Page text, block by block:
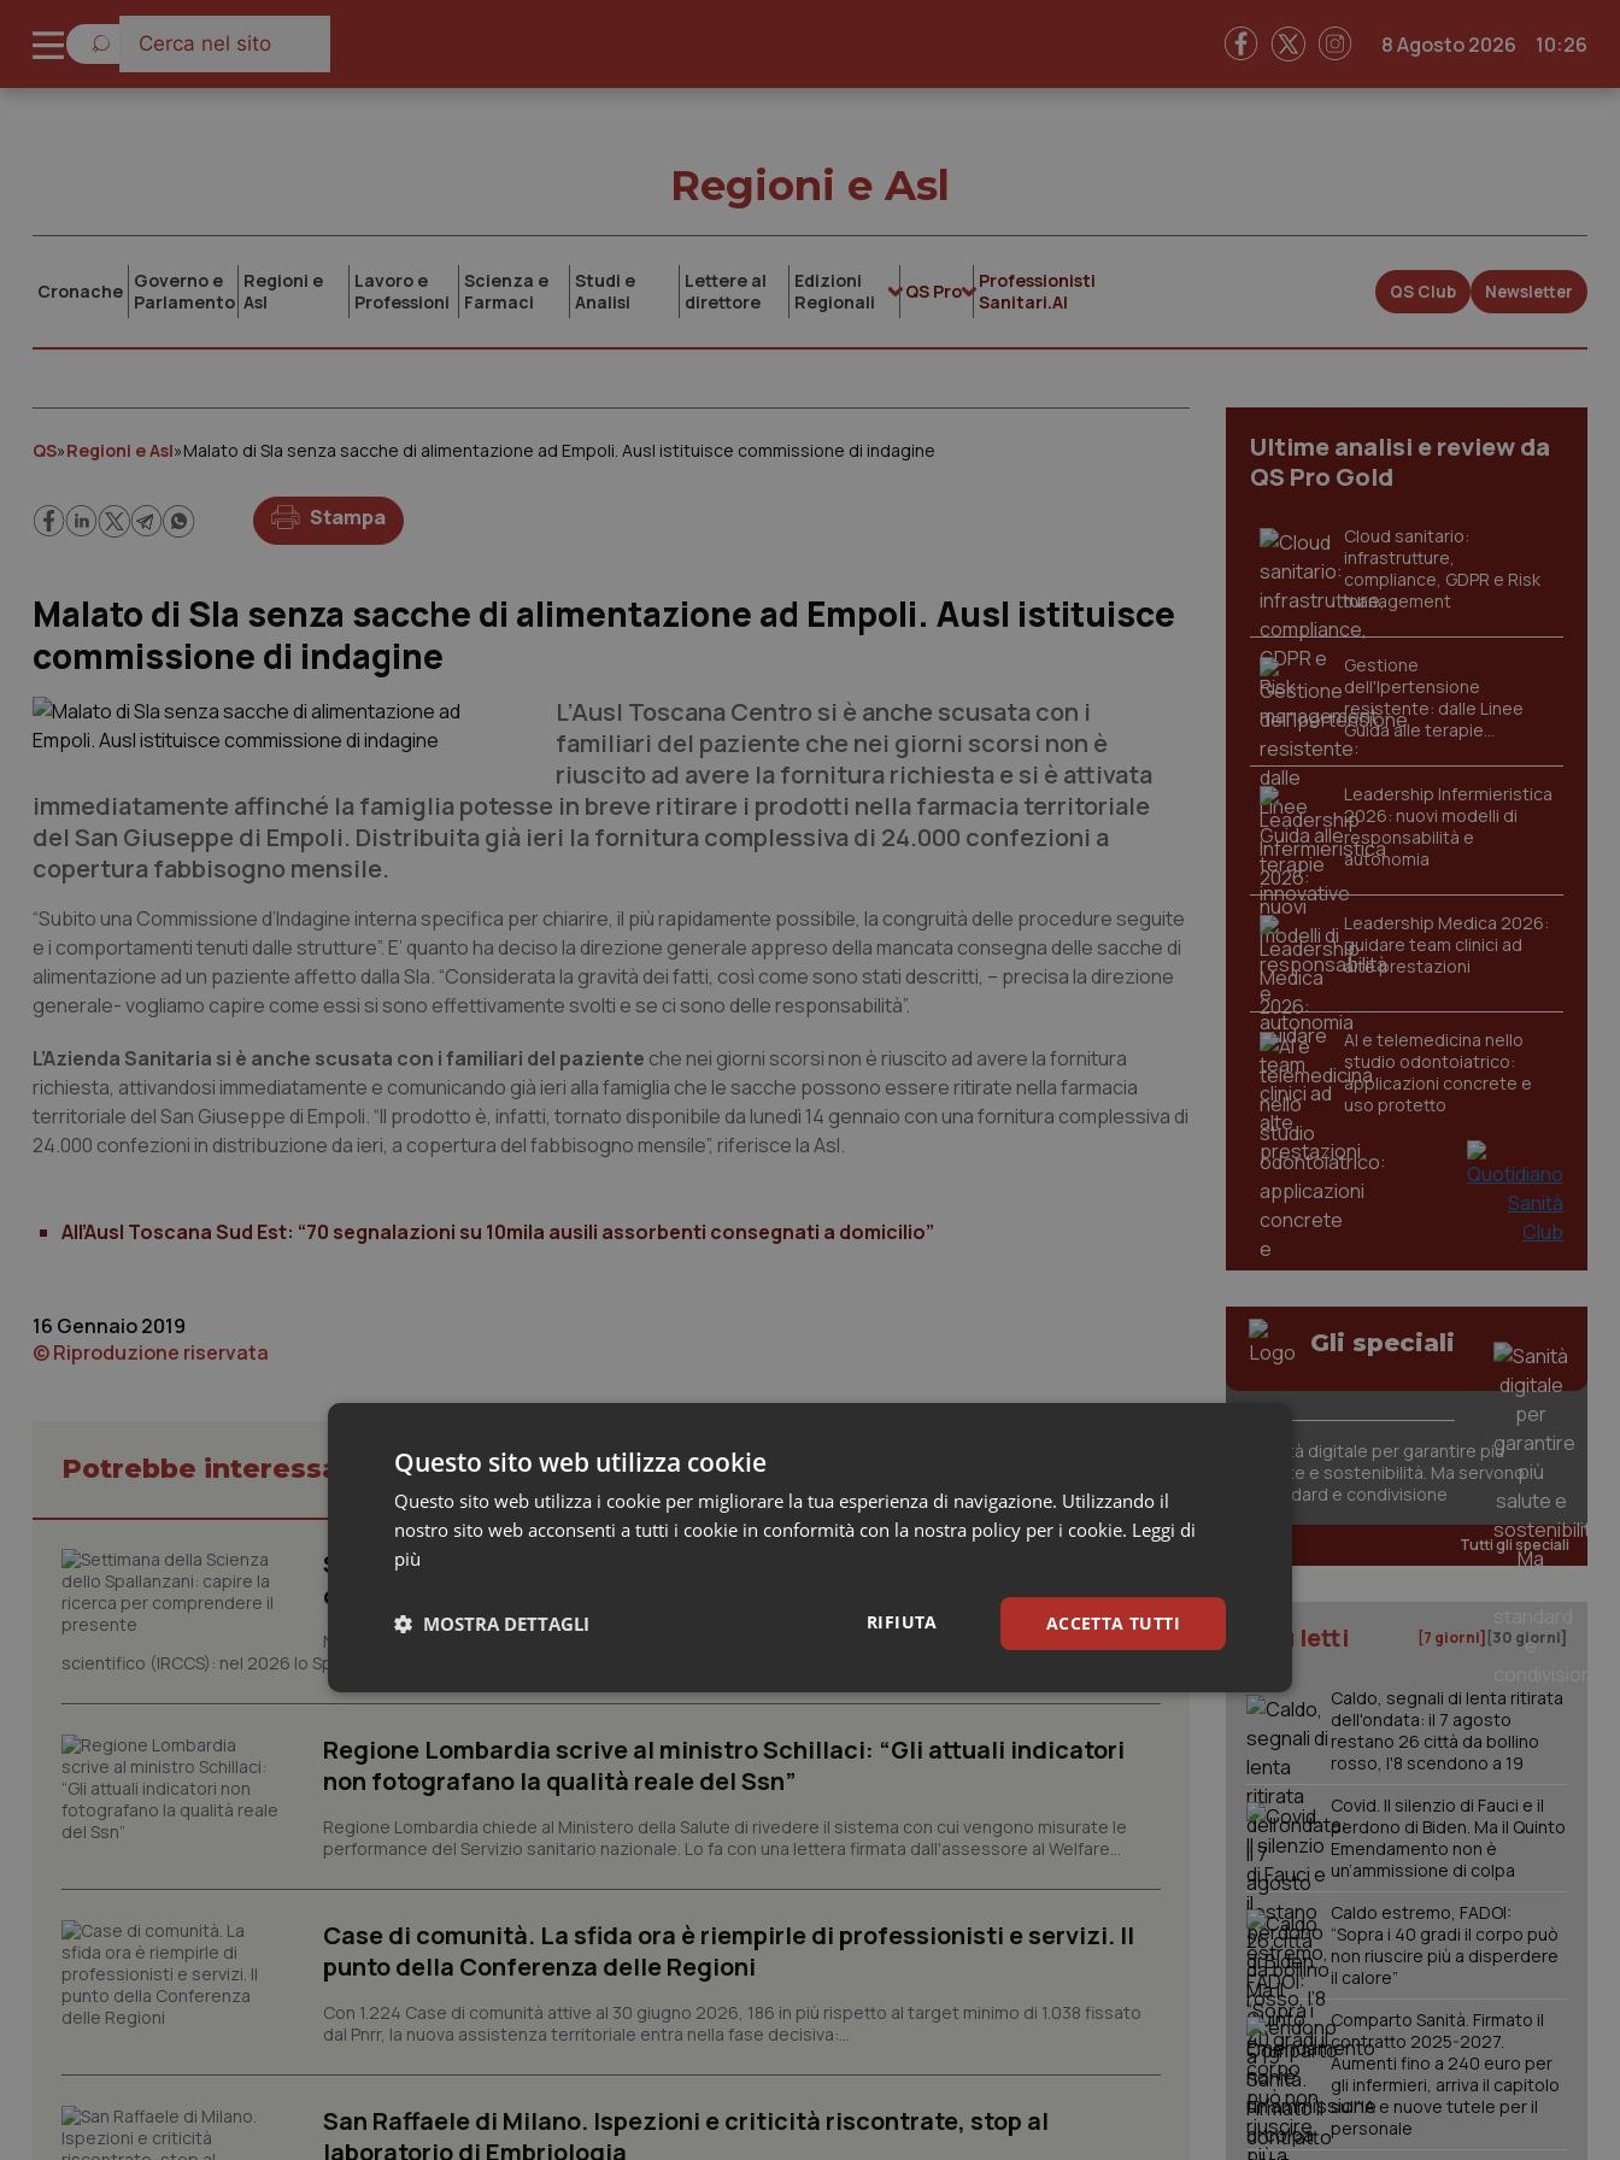
8 Agosto 2026 10:26
Regioni e Asl
Cronache Governo e
Parlamento
Regioni e
Asl
Lavoro e
Professioni
Scienza e
Farmaci
Studi e
Analisi
Lettere al
direttore
Edizioni
Regionali
QS Pro
Professionisti
Sanitari.AI
QS Club Newsletter
QS»Regioni e Asl»Malato di Sla senza sacche di alimentazione ad Empoli. Ausl istituisce commissione di indagine
Stampa
Malato di Sla senza sacche di alimentazione ad Empoli. Ausl istituisce
commissione di indagine
L’Ausl Toscana Centro si è anche scusata con i
familiari del paziente che nei giorni scorsi non è
riuscito ad avere la fornitura richiesta e si è attivata
immediatamente affinché la famiglia potesse in breve ritirare i prodotti nella farmacia territoriale
del San Giuseppe di Empoli. Distribuita già ieri la fornitura complessiva di 24.000 confezioni a
copertura fabbisogno mensile.
“Subito una Commissione d’Indagine interna specifica per chiarire, il più rapidamente possibile, la congruità delle procedure seguite
e i comportamenti tenuti dalle strutture”. E’ quanto ha deciso la direzione generale appreso della mancata consegna delle sacche di
alimentazione ad un paziente affetto dalla Sla. “Considerata la gravità dei fatti, così come sono stati descritti, – precisa la direzione
generale- vogliamo capire come essi si sono effettivamente svolti e se ci sono delle responsabilità”.
L’Azienda Sanitaria si è anche scusata con i familiari del paziente che nei giorni scorsi non è riuscito ad avere la fornitura
richiesta, attivandosi immediatamente e comunicando già ieri alla famiglia che le sacche possono essere ritirate nella farmacia
territoriale del San Giuseppe di Empoli. “Il prodotto è, infatti, tornato disponibile da lunedì 14 gennaio con una fornitura complessiva di
24.000 confezioni in distribuzione da ieri, a copertura del fabbisogno mensile”, riferisce la Asl.
All’Ausl Toscana Sud Est: “70 segnalazioni su 10mila ausili assorbenti consegnati a domicilio”
16 Gennaio 2019
© Riproduzione riservata
Potrebbe interessarti in Regioni e Asl
Settimana della Scienza dello Spallanzani: capire la ricerca per
comprendere il presente
Novant'anni dalla fondazione e trent'anni dal riconoscimento come Istituto di ricovero e cura a carattere
scientifico (IRCCS): nel 2026 lo Spallanzani celebra due ricorrenze che rappresentano l'occasione per riflettere sul...
Regione Lombardia scrive al ministro Schillaci: “Gli attuali indicatori
non fotografano la qualità reale del Ssn”
Regione Lombardia chiede al Ministero della Salute di rivedere il sistema con cui vengono misurate le
performance del Servizio sanitario nazionale. Lo fa con una lettera firmata dall'assessore al Welfare...
Case di comunità. La sfida ora è riempirle di professionisti e servizi. Il
punto della Conferenza delle Regioni
Con 1.224 Case di comunità attive al 30 giugno 2026, 186 in più rispetto al target minimo di 1.038 fissato
dal Pnrr, la nuova assistenza territoriale entra nella fase decisiva:...
San Raffaele di Milano. Ispezioni e criticità riscontrate, stop al
laboratorio di Embriologia
Ultime analisi e review da
QS Pro Gold
Cloud sanitario:
infrastrutture,
compliance, GDPR e Risk
management
Gestione
dell'Ipertensione
resistente: dalle Linee
Guida alle terapie
innovative
Leadership Infermieristica
2026: nuovi modelli di
responsabilità e
autonomia
Leadership Medica 2026:
guidare team clinici ad
alte prestazioni
AI e telemedicina nello
studio odontoiatrico:
applicazioni concrete e
uso protetto
Gli speciali
Sanità digitale per garantire più
salute e sostenibilità. Ma servono
standard e condivisione
Tutti gli speciali
I più letti [7 giorni] [30 giorni]
Caldo, segnali di lenta ritirata
dell'ondata: il 7 agosto
restano 26 città da bollino
rosso, l'8 scendono a 19
Covid. Il silenzio di Fauci e il
perdono di Biden. Ma il Quinto
Emendamento non è
un’ammissione di colpa
Caldo estremo, FADOI:
“Sopra i 40 gradi il corpo può
non riuscire più a disperdere
il calore”
Comparto Sanità. Firmato il
contratto 2025-2027.
Aumenti fino a 240 euro per
gli infermieri, arriva il capitolo
sull'IA e nuove tutele per il
personale
Questo sito web utilizza cookie
Questo sito web utilizza i cookie per migliorare la tua esperienza di navigazione. Utilizzando il
nostro sito web acconsenti a tutti i cookie in conformità con la nostra policy per i cookie. Leggi di
più
ACCETTA TUTTI
RIFIUTA
MOSTRA DETTAGLI
Necessari Statistici Marketing
e l'accesso alle aree protette del sito. Il sito web non è in grado di funzionare correttamente senza questi cookie.
Nome
Fornitore/Dominio
.youtube.com
settimane
scelte di consenso e privacy dell'utente per la loro
CookieScriptConsent
CookieScript
5 mesi 3
settimane
Questo cookie viene utilizzato dal servizio Cookie-
Script.com per ricordare le preferenze di consenso